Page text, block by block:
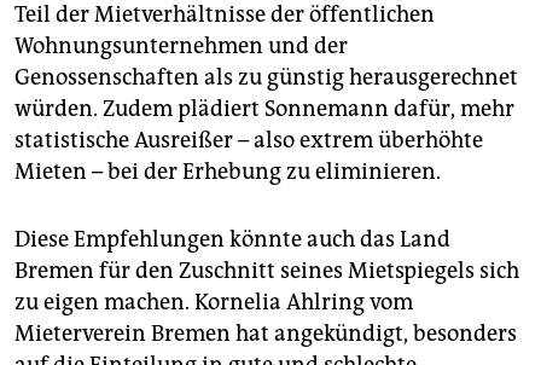
Teil der Mietverhältnisse der öffentlichen
Wohnungsunternehmen und der
Genossenschaften als zu günstig herausgerechnet
würden. Zudem plädiert Sonnemann dafür, mehr
statistische Ausreißer – also extrem überhöhte
Mieten – bei der Erhebung zu eliminieren.
Diese Empfehlungen könnte auch das Land
Bremen für den Zuschnitt seines Mietspiegels sich
zu eigen machen. Kornelia Ahlring vom
Mieterverein Bremen hat angekündigt, besonders